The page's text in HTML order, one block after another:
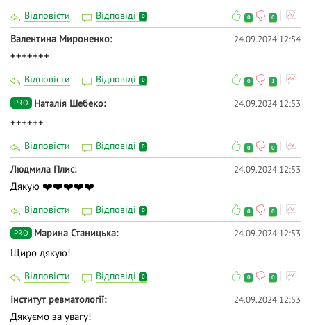
Відповісти Відповіді 0 0 0
Валентина Мироненко 24.09.2024 12:54
+++++++
Відповісти Відповіді 0 0 1
PRO Наталія Шебеко 24.09.2024 12:53
++++++
Відповісти Відповіді 0 0 0
Людмила Плис 24.09.2024 12:53
Дякую ❤️❤️❤️❤️❤️
Відповісти Відповіді 0 0 0
PRO Марина Станицька 24.09.2024 12:53
Щиро дякую!
Відповісти Відповіді 0 0 0
Інститут ревматології 24.09.2024 12:53
Дякуємо за увагу!